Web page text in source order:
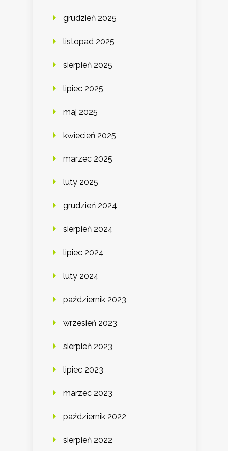
grudzień 2025
listopad 2025
sierpień 2025
lipiec 2025
maj 2025
kwiecień 2025
marzec 2025
luty 2025
grudzień 2024
sierpień 2024
lipiec 2024
luty 2024
październik 2023
wrzesień 2023
sierpień 2023
lipiec 2023
marzec 2023
październik 2022
sierpień 2022